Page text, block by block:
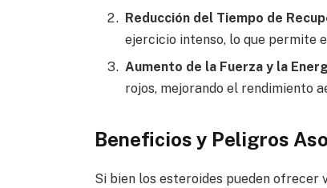
Reducción del Tiempo de
ejercicio intenso, lo que permite
Aumento de la Fuerza y la
rojos, mejorando el rendimiento
Beneficios y Peligros
Si bien los esteroides pueden ofrecer